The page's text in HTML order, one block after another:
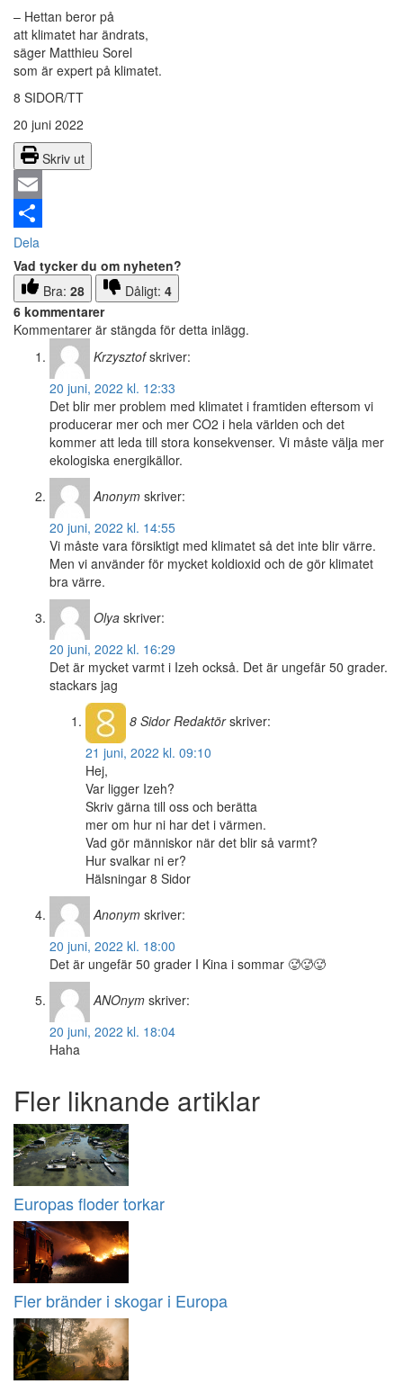
– Hettan beror på
att klimatet har ändrats,
säger Matthieu Sorel
som är expert på klimatet.
8 SIDOR/TT
20 juni 2022
Skriv ut
Email
Dela
Vad tycker du om nyheten?
Bra: 28 Dåligt: 4
6 kommentarer
Kommentarer är stängda för detta inlägg.
Krzysztof skriver:
20 juni, 2022 kl. 12:33
Det blir mer problem med klimatet i framtiden eftersom vi
producerar mer och mer CO2 i hela världen och det
kommer att leda till stora konsekvenser. Vi måste välja mer
ekologiska energikällor.
Anonym skriver:
20 juni, 2022 kl. 14:55
Vi måste vara försiktigt med klimatet så det inte blir värre.
Men vi använder för mycket koldioxid och de gör klimatet
bra värre.
Olya skriver:
20 juni, 2022 kl. 16:29
Det är mycket varmt i Izeh också. Det är ungefär 50 grader.
stackars jag
8 SidorRedaktör skriver:
21 juni, 2022 kl. 09:10
Hej,
Var ligger Izeh?
Skriv gärna till oss och berätta
mer om hur ni har det i värmen.
Vad gör människor när det blir så varmt?
Hur svalkar ni er?
Hälsningar 8 Sidor
Anonym skriver:
20 juni, 2022 kl. 18:00
Det är ungefär 50 grader I Kina i sommar 🥵🥵🥵
ANOnym skriver:
20 juni, 2022 kl. 18:04
Haha
Fler liknande artiklar
Europas floder torkar
Fler bränder i skogar i Europa